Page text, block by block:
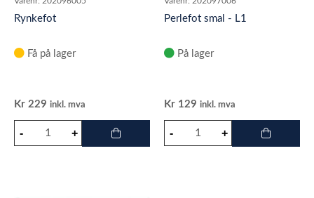
Rynkefot
Få på lager
Kr 229 inkl. mva
Perlefot smal - L1
På lager
Kr 129 inkl. mva